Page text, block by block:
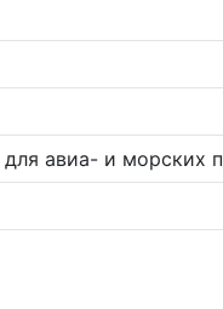
авиа- и морских